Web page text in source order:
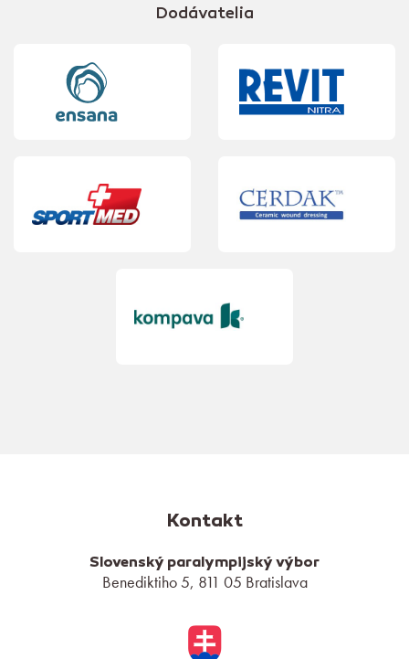
Dodávatelia
Kontakt
Slovenský paralympijský výbor
Benediktiho 5, 811 05 Bratislava